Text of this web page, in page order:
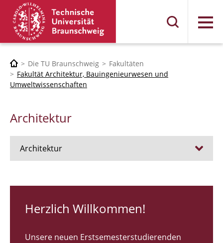
Menü
Die TU Braunschweig
Fakultäten
Fakultät Architektur, Bauingenieurwesen und
Umweltwissenschaften
Architektur
Architektur
RUNDGANG 26
Herzlich Willkommen!
Unsere neuen Erstsemesterstudierenden